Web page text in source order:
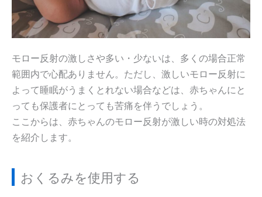
モロー反射の激しさや多い・少ないは、多くの場合正常
範囲内で心配ありません。ただし、激しいモロー反射に
よって睡眠がうまくとれない場合などは、赤ちゃんにと
っても保護者にとっても苦痛を伴うでしょう。
ここからは、赤ちゃんのモロー反射が激しい時の対処法
を紹介します。
おくるみを使用する